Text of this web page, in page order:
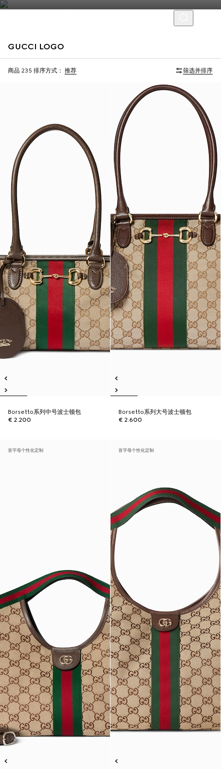
GUCCI LOGO
商品 235 排序方式： 推荐 筛选并排序
首字母个性化定制
Borsetto系列中号波士顿包
€ 2.200
Borsetto系列大号波士顿包
€ 2.600
首字母个性化定制 首字母个性化定制